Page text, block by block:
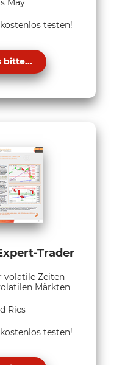
May
testen!
bitte...
Trader
volatile Zeiten
Märkten
Ries
testen!